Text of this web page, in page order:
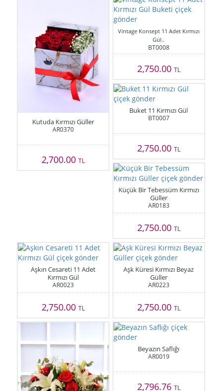
Kutuda Kırmızı Güller
AR0370
2,700.00TL
Vintage Konsept 11 Adet Kırmızı
Gül..
BT0008
2,750.00 TL
Buket 11 Kırmızı Gül
BT0007
2,750.00 TL
Küçük Bir Tebessüm Kırmızı
Güller
AR0183
2,750.00 TL
Aşkın Cesareti 11 Adet
Kırmızı Gül
AR0023
2,750.00TL
Aşk Küresi Kırmızı Beyaz
Güller
AR0223
2,750.00 TL
Beyazın Saflığı
AR0019
2,796.76 TL